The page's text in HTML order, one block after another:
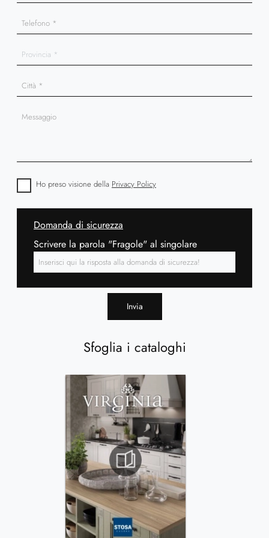
Sfoglia i cataloghi
Ho preso visione della Privacy Policy
Domanda di sicurezza
Scrivere la parola "Fragole" al singolare
Invia